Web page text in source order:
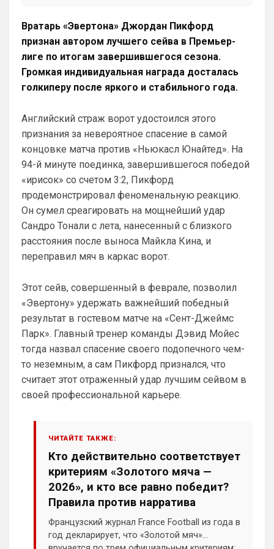
Вратарь «Эвертона» Джордан Пикфорд
признан автором лучшего сейва в Премьер-
лиге по итогам завершившегося сезона.
Громкая индивидуальная награда досталась
голкиперу после яркого и стабильного года.
Английский страж ворот удостоился этого
признания за невероятное спасение в самой
концовке матча против «Ньюкасл Юнайтед». На
94-й минуте поединка, завершившегося победой
«ирисок» со счетом 3:2, Пикфорд
продемонстрировал феноменальную реакцию.
Он сумел среагировать на мощнейший удар
Сандро Тонали с лета, нанесенный с близкого
расстояния после выноса Майкла Кина, и
переправил мяч в каркас ворот.
Этот сейв, совершенный в феврале, позволил
«Эвертону» удержать важнейший победный
результат в гостевом матче на «Сент-Джеймс
Парк». Главный тренер команды Дэвид Мойес
тогда назвал спасение своего подопечного чем-
то неземным, а сам Пикфорд признался, что
считает этот отраженный удар лучшим сейвом в
своей профессиональной карьере.
ЧИТАЙТЕ ТАКЖЕ:
Кто действительно соответствует
критериям «Золотого мяча —
2026», и кто все равно победит?
Правила против нарратива
Французский журнал France Football из года в
год декларирует, что «Золотой мяч»
Может для удава? ))
Ааа, Кибер это ты , я только щас догнал
про Скайнет )
Britball• 01:48
блин узнаю наш старый добрый чат на
Britball• 01:50
Пацаны, будет время поставьте в
профиле любимый клуб, если еще не
поставили. Он будет отображаться в
комментах. Писать с большой буквы, без
всяких лишних знаков: Челси
Аристократ• 01:51
Конечно будет занятно , если Ямалю
дадут ЗМ, а не Кейну
SkyNet• 01:57
Ааа, Кибер это ты , я только щас догнал про
Скайнет )
Еба ты тормоз. ))
SkyNet • 01:59изменено
Ответ для Britball
Пацаны, будет время поставьте в профиле
любимый клуб, если еще не поставили. Он
будет отображаться в комментах. Писать с
Не хочу, я может ещё подумаю и
Britball• 02:16
Ответ для SkyNet
Не хочу, я может ещё подумаю и Барбилону
к примеру поставлю или Баварку. ))
пока только Челси работает у нас. Я еще
не все настроил, можешь даже шпор
поставить, лого не высветится)